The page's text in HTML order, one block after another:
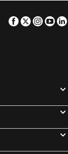
Facebook
Twitter